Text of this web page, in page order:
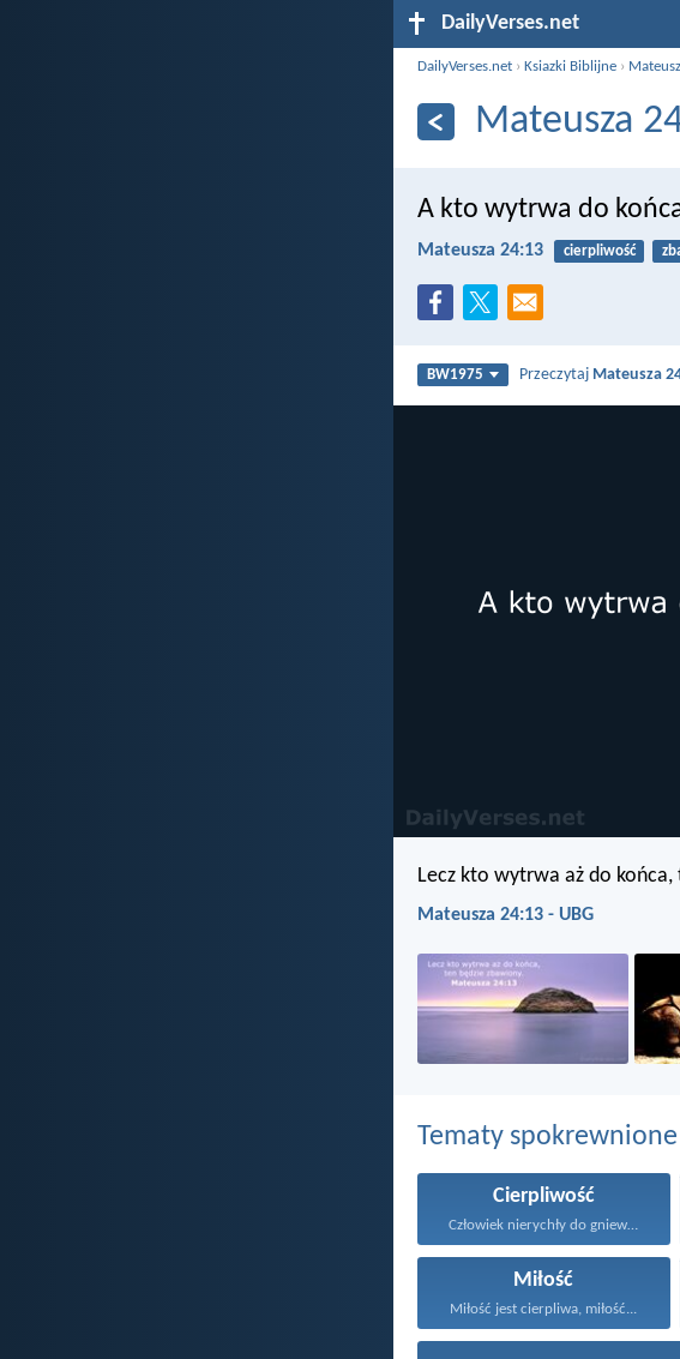
DailyVerses.net
DailyVerses.net ›Ksiazki Biblijne ›
Mateusza
A kto wytrwa do
Mateusza 24:13 cierpliwość
BW1975 Przeczytaj Mateusza
Lecz kto wytrwa aż do
Mateusza 24:13 - UBG
Tematy spokrewnione
Cierpliwość
Człowiek nierychły do gniewu...
Miłość
Miłość jest cierpliwa, miłość...